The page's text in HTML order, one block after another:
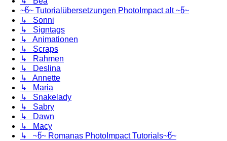
~წ~ Tutorialübersetzungen PhotoImpact alt ~წ~
↳ Sonni
↳ Signtags
↳ Animationen
↳ Scraps
↳ Rahmen
↳ Deslina
↳ Annette
↳ Maria
↳ Snakelady
↳ Sabry
↳ Dawn
↳ Macy
↳ ~წ~ Romanas PhotoImpact Tutorials~წ~